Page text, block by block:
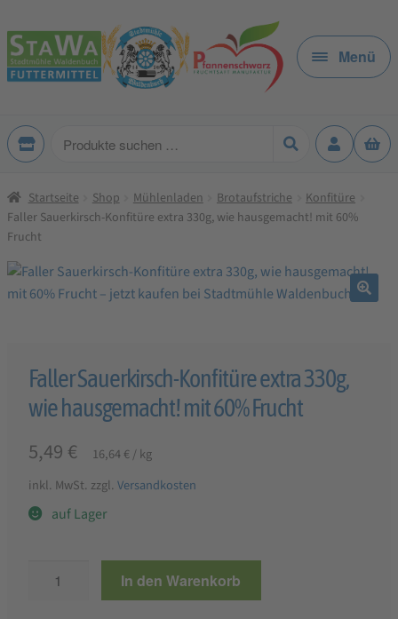
Zur
Navigation
springen
Zum
Inhalt
springen
Menü
Produkte
Startseite Shop Mühlenladen Brotaufstriche
Konfitüre
Faller Sauerkirsch-Konfitüre extra 330g, wie hausgemacht! mit 60%
Frucht
Faller Sauerkirsch-Konfitüre extra 330g,
wie hausgemacht! mit 60% Frucht
5,49 € 16,64 €/kg
inkl. MwSt. zzgl. Versandkosten
auf Lager
Sauerkirsch-
In den Warenkorb